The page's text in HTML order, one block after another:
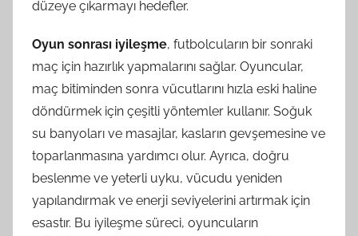
düzeye çıkarmayı hedefler.
Oyun sonrası iyileşme, futbolcuların bir sonraki
maç için hazırlık yapmalarını sağlar. Oyuncular,
maç bitiminden sonra vücutlarını hızla eski haline
döndürmek için çeşitli yöntemler kullanır. Soğuk
su banyoları ve masajlar, kasların gevşemesine ve
toparlanmasına yardımcı olur. Ayrıca, doğru
beslenme ve yeterli uyku, vücudu yeniden
yapılandırmak ve enerji seviyelerini artırmak için
esastır. Bu iyileşme süreci, oyuncuların